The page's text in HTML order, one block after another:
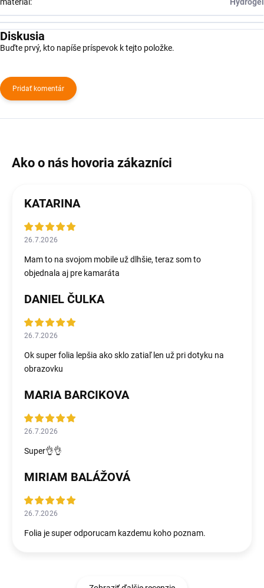
Diskusia
Buďte prvý, kto napíše príspevok k tejto položke.
Pridať komentár
KATARINA
26.7.2026
Mam to na svojom mobile už dlhšie, teraz som to
objednala aj pre kamaráta
DANIEL ČULKA
26.7.2026
Ok super folia lepšia ako sklo zatiaľ len už pri dotyku na
obrazovku
MARIA BARCIKOVA
26.7.2026
Super👌👌
MIRIAM BALÁŽOVÁ
26.7.2026
Folia je super odporucam kazdemu koho poznam.